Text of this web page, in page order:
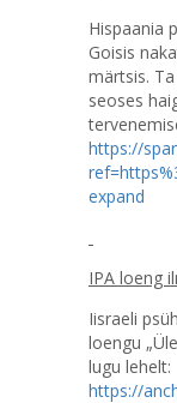
Hispaania
Goisis
märtsis.
seoses
https://
expand
IPA loeng
Iisraeli
loengu
lugu lehelt:
https://